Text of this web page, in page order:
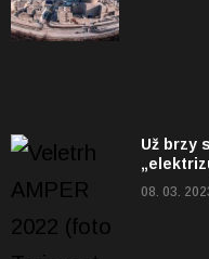
Už brzy
08. 03.